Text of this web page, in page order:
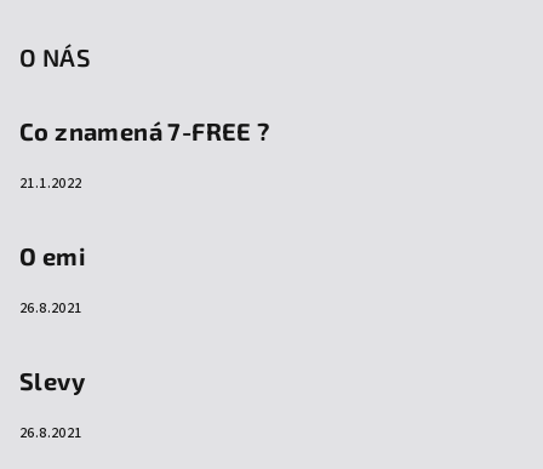
O NÁS
Co znamená 7-FREE ?
21.1.2022
O emi
26.8.2021
Slevy
26.8.2021